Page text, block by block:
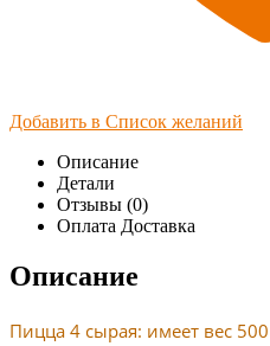
Добавить в Список желаний
Описание
Детали
Отзывы (0)
Оплата Доставка
Описание
Пицца 4 сырая: имеет вес